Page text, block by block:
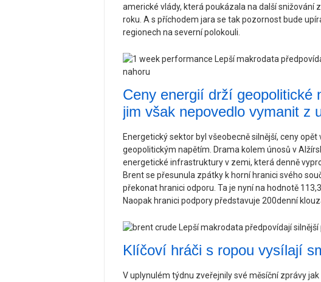
americké vlády, která poukázala na další snižování
roku. A s příchodem jara se tak pozornost bude
regionech na severní polokouli.
Ceny energií drží geopolitické
jim však nepovedlo vymanit z
Energetický sektor byl všeobecně silnější, ceny
geopolitickým napětím. Drama kolem únosů v
energetické infrastruktury v zemi, která denně
Brent se přesunula zpátky k horní hranici svého
překonat hranici odporu. Ta je nyní na hodnotě
Naopak hranici podpory představuje 200denní
Klíčoví hráči s ropou vysílají
V uplynulém týdnu zveřejnily své měsíční zprávy